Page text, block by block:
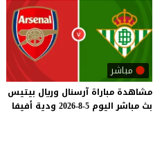
مباشر
مشاهدة مباراة آرسنال وريال بيتيس
بث مباشر اليوم 5-8-2026 ودية أفيفا